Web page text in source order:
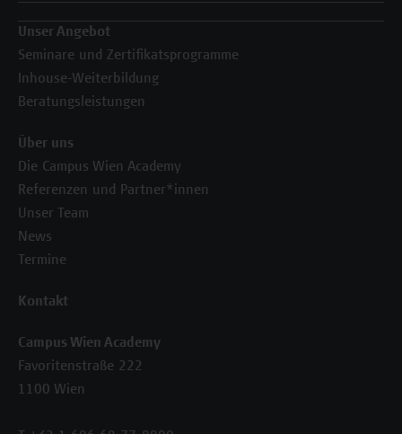
Unser Angebot
Seminare und Zertifikatsprogramme
Inhouse-Weiterbildung
Beratungsleistungen
Über uns
Die Campus Wien Academy
Referenzen und Partner*innen
Unser Team
News
Termine
Kontakt
Campus Wien Academy
Favoritenstraße 222
1100 Wien